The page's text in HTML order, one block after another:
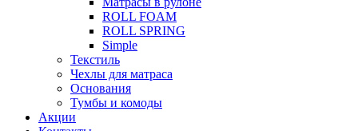
ROLL FOAM
ROLL SPRING
Simple
Текстиль
Чехлы для матраса
Основания
Тумбы и комоды
Акции